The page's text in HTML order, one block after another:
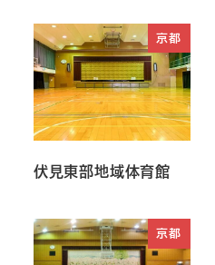
京都
伏見東部地域体育館
京都